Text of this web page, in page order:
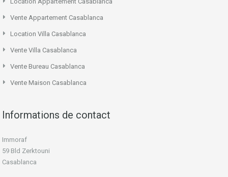
Vente Appartement Casablanca
Location Villa Casablanca
Vente Villa Casablanca
Vente Bureau Casablanca
Vente Maison Casablanca
Informations de contact
Immoraf
59 Bld Zerktouni
Casablanca